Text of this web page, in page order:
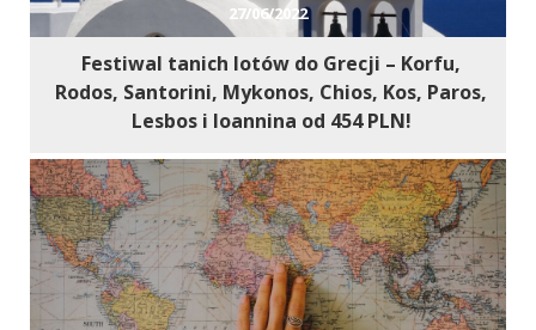
27/06/2022
Festiwal tanich lotów do Grecji – Korfu,
Rodos, Santorini, Mykonos, Chios, Kos, Paros,
Lesbos i Ioannina od 454 PLN!